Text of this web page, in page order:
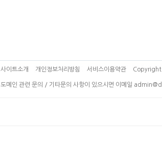
사이트소개 개인정보처리방침 서비스이용약관
도메인 관련 문의 / 기타문의 사항이 있으시면 이메일